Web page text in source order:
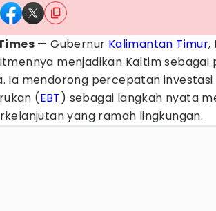
— Gubernur Kalimantan Timur,
menjadikan Kaltim sebagai
Ia mendorong percepatan
(EBT) sebagai langkah nyata
yang ramah lingkungan.